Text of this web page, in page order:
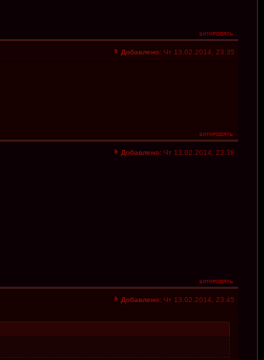
Добавлено: Чт 13.02.2014, 23:35
Добавлено: Чт 13.02.2014, 23:38
Добавлено: Чт 13.02.2014, 23:45